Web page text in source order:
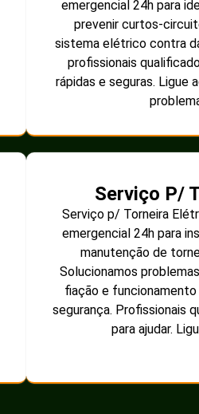
emergencial 24h para
prevenir curtos-
sistema elétrico contra
profissionais
rápidas e seguras. Ligue
Serviço P/
Serviço p/ Torneira
emergencial 24h para
manutenção de
Solucionamos
fiação e
segurança. Profissionais
para ajudar.